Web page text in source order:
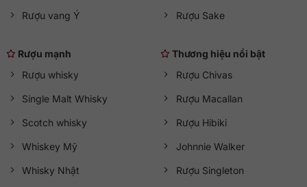
Rượu vang Ý Rượu Sake
Rượu mạnh
Rượu whisky
Single Malt Whisky
Scotch whisky
Whiskey Mỹ
Whisky Nhật
Thương hiệu nổi bật
Rượu Chivas
Rượu Macallan
Rượu Hibiki
Johnnie Walker
Rượu Singleton